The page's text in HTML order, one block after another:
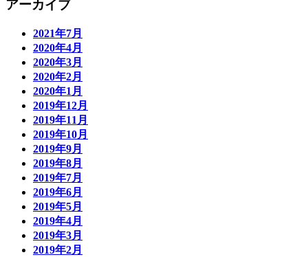
アーカイブ
2021年7月
2020年4月
2020年3月
2020年2月
2020年1月
2019年12月
2019年11月
2019年10月
2019年9月
2019年8月
2019年7月
2019年6月
2019年5月
2019年4月
2019年3月
2019年2月